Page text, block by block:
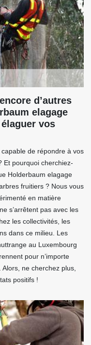
d’autres
elagage
vos
de répondre à vos
Et pourquoi cherchiez-
Holderbaum elagage
fruitiers ? Nous vous
en matière
s’arrêtent pas avec les
les collectivités, les
dans ce milieu. Les
au Luxembourg
pour n’importe
ne cherchez plus,
positifs !